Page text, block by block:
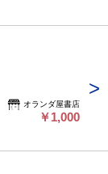
オランダ屋書店
￥1,000